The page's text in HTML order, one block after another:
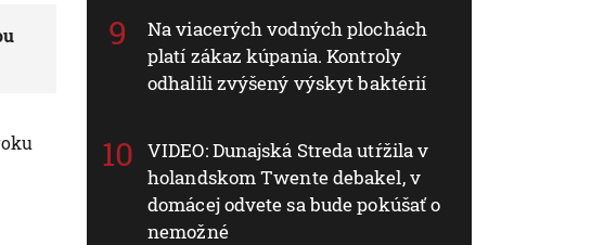
Na viacerých vodných plochách
platí zákaz kúpania. Kontroly
odhalili zvýšený výskyt baktérií
VIDEO: Dunajská Streda utŕžila v
holandskom Twente debakel, v
domácej odvete sa bude pokúšať o
nemožné